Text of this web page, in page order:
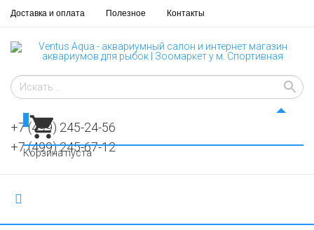
Доставка и оплата Полезное Контакты
+7 (499) 245-24-56
+7 (499) 245-67-12
Корзина пуста